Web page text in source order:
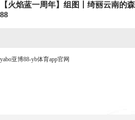
【火焰蓝一周年】组图丨绮丽云南的
88
yabo亚博88-yb体育app官网